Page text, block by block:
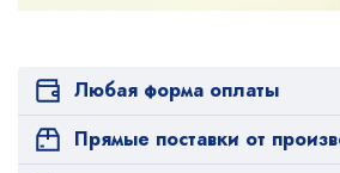
Любая форма оплаты
Прямые поставки от